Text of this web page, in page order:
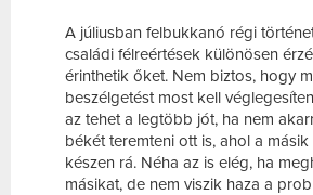
A júliusban felbukkanó régi
családi félreértések különösen
érinthetik őket. Nem biztos, hogy
beszélgetést most kell
az tehet a legtöbb jót, ha nem
békét teremteni ott is, ahol a
készen rá. Néha az is elég, ha
másikat, de nem viszik haza a